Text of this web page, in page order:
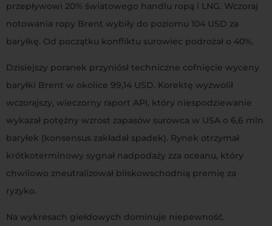
przepływowi 20% światowego handlu ropą i LNG. Wczoraj
notowania ropy Brent wybiły do poziomu 104 USD za
baryłkę. Od początku konfliktu surowiec podrożał o 40%.
Dzisiejszy poranek przyniósł techniczne cofnięcie wyceny
baryłki Brent w okolice 99,14 USD. Korektę wyzwolił
wczorajszy, wieczorny raport API, który niespodziewanie
wykazał potężny wzrost zapasów surowca w USA o 6,6 mln
baryłek (konsensus zakładał spadek). Rynek otrzymał
krótkoterminowy sygnał nadpodaży zza oceanu, który
chwilowo zneutralizował bliskowschodnią premię za
ryzyko.
Na wykresach giełdowych dominuje niepewność.